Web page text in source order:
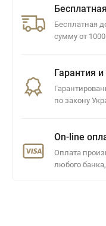
Бесплатная
сумму от 1000
Гарантия
по закону
On-line
Оплата
любого